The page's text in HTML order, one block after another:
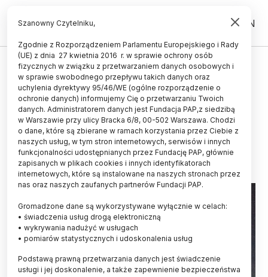
PL EN
KOSMOS
Naukowcy odkryli nową klasę
kosmicznych źródeł
promieniowania rentgenowskiego
19.12.2024
aktualizacja: 19.12.2024
4 minuty czytania
Read the English version of this article
Szanowny Czytelniku,
Zgodnie z Rozporządzeniem Parlamentu Europejskiego i Rady
(UE) z dnia 27 kwietnia 2016 r. w sprawie ochrony osób
fizycznych w związku z przetwarzaniem danych osobowych i
w sprawie swobodnego przepływu takich danych oraz
uchylenia dyrektywy 95/46/WE (ogólne rozporządzenie o
ochronie danych) informujemy Cię o przetwarzaniu Twoich
danych. Administratorem danych jest Fundacja PAP,z siedzibą
w Warszawie przy ulicy Bracka 6/8, 00-502 Warszawa. Chodzi
o dane, które są zbierane w ramach korzystania przez Ciebie z
naszych usług, w tym stron internetowych, serwisów i innych
funkcjonalności udostępnianych przez Fundację PAP, głównie
zapisanych w plikach cookies i innych identyfikatorach
internetowych, które są instalowane na naszych stronach przez
nas oraz naszych zaufanych partnerów Fundacji PAP.
Gromadzone dane są wykorzystywane wyłącznie w celach:
• świadczenia usług drogą elektroniczną
• wykrywania nadużyć w usługach
• pomiarów statystycznych i udoskonalenia usług
Podstawą prawną przetwarzania danych jest świadczenie
usługi i jej doskonalenie, a także zapewnienie bezpieczeństwa